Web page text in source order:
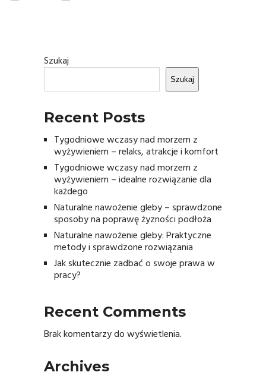
Szukaj
Szukaj
Recent Posts
Tygodniowe wczasy nad morzem z
wyżywieniem – relaks, atrakcje i komfort
Tygodniowe wczasy nad morzem z
wyżywieniem – idealne rozwiązanie dla
każdego
Naturalne nawożenie gleby – sprawdzone
sposoby na poprawę żyzności podłoża
Naturalne nawożenie gleby: Praktyczne
metody i sprawdzone rozwiązania
Jak skutecznie zadbać o swoje prawa w
pracy?
Recent Comments
Brak komentarzy do wyświetlenia.
Archives